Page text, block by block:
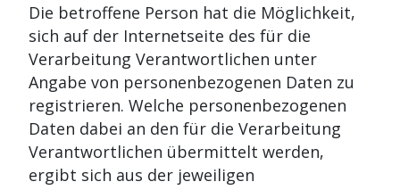
Die betroffene Person hat die Möglichkeit,
sich auf der Internetseite des für die
Verarbeitung Verantwortlichen unter
Angabe von personenbezogenen Daten zu
registrieren. Welche personenbezogenen
Daten dabei an den für die Verarbeitung
Verantwortlichen übermittelt werden,
ergibt sich aus der jeweiligen